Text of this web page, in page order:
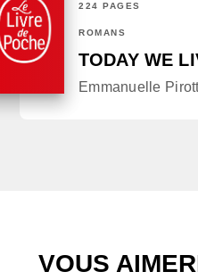
224 PAGES
ROMANS
TODAY WE
Emmanuelle
VOUS